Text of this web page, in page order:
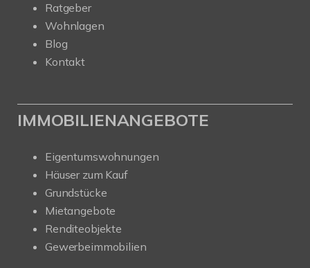
Ratgeber
Wohnlagen
Blog
Kontakt
IMMOBILIENANGEBOTE
Eigentumswohnungen
Häuser zum Kauf
Grundstücke
Mietangebote
Renditeobjekte
Gewerbeimmobilien